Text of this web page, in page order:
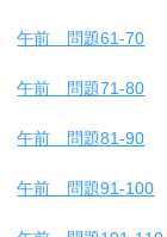
午前 問題61-70
午前 問題71-80
午前 問題81-90
午前 問題91-100